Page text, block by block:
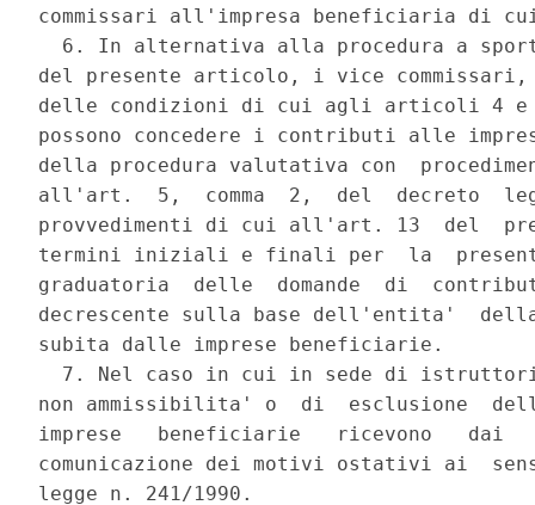
commissari all'impresa beneficiaria di
6. In alternativa alla procedura a
del presente articolo, i vice
delle condizioni di cui agli articoli 4 e
possono concedere i contributi alle
della procedura valutativa con
all'art.  5,  comma  2,  del  decreto
provvedimenti di cui all'art. 13  del
termini iniziali e finali per  la
graduatoria  delle  domande  di
decrescente sulla base dell'entita'
subita dalle imprese beneficiarie.
7. Nel caso in cui in sede di
non ammissibilita' o  di  esclusione
imprese   beneficiarie   ricevono   dai
comunicazione dei motivi ostativi ai